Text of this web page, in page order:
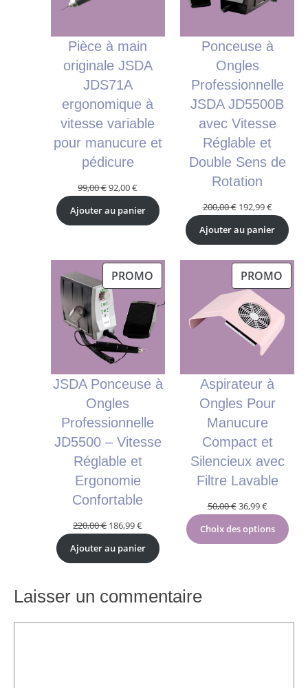
Pièce à main
originale JSDA
JDS71A
ergonomique à
vitesse variable
pour manucure et
pédicure
99,00€Le
initial
92,00€Le
prix
actuel
Ajouter au panier
Ponceuse à
Ongles
Professionnelle
JSDA JD5500B
avec Vitesse
Réglable et
Double Sens de
Rotation
200,00€ Le
initial
200,00 €.
192,99€Le
prix
actuel
192,99 €.
Ajouter au panier
PROMOPRODUIT
PROMOTION
JSDA Ponceuse à
Ongles
Professionnelle
JD5500 – Vitesse
Réglable et
Ergonomie
Confortable
220,00€ Le
initial
186,99€Le
prix
actuel
186,99 €.
Ajouter au panier
PROMO
Aspirateur à
Ongles Pour
Manucure
Compact et
Silencieux avec
Filtre Lavable
50,00€Le
initial
36,99€Le
prix
actuel
Choix des options
Laisser un commentaire